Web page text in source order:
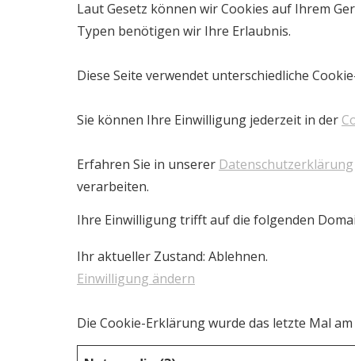
Laut Gesetz können wir Cookies auf Ihrem
Typen benötigen wir Ihre Erlaubnis.
Diese Seite verwendet unterschiedliche
Sie können Ihre Einwilligung jederzeit in der
Erfahren Sie in unserer Datenschutzerklärung
verarbeiten.
Ihre Einwilligung trifft auf die folgenden
Ihr aktueller Zustand: Ablehnen.
Einwilligung ändern
Die Cookie-Erklärung wurde das letzte Mal